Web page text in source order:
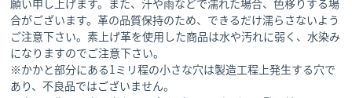
願い申し上げます。また、汗や雨などで濡れた場合、色移りする場
合がございます。革の品質保持のため、できるだけ濡らさないよう
ご注意下さい。素上げ革を使用した商品は水や汚れに弱く、水染み
になりますのでご注意下さい。
※かかと部分にある1ミリ程の小さな穴は製造工程上発生する穴で
あり、不良品ではございません。